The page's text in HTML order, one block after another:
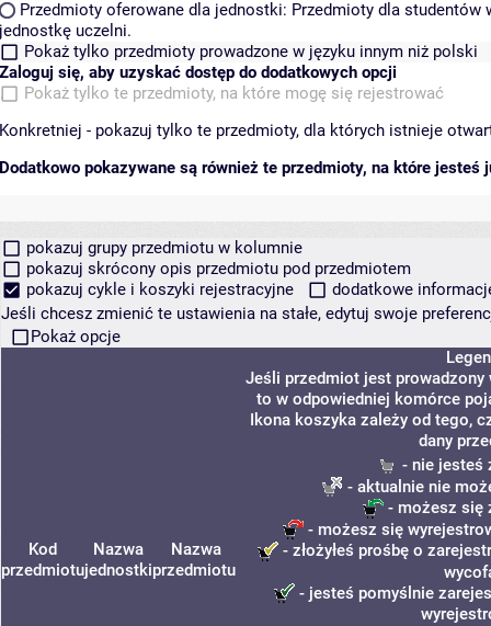
Przedmioty oferowane dla jednostki: Przedmioty dla studentów
jednostkę uczelni.
Pokaż tylko przedmioty prowadzone w języku innym niż polski
Zaloguj się, aby uzyskać dostęp do dodatkowych opcji
Pokaż tylko te przedmioty, na które mogę się rejestrować
Konkretniej - pokazuj tylko te przedmioty, dla których istnieje
Dodatkowo pokazywane są również te przedmioty, na które jesteś
pokazuj grupy przedmiotu w kolumnie
pokazuj skrócony opis przedmiotu pod przedmiotem
pokazuj cykle i koszyki rejestracyjne
dodatkowe
Jeśli chcesz zmienić te ustawienia na stałe, edytuj swoje
Pokaż opcje
Kod
przedmiotu
Nazwa
jednostki
Nazwa
przedmiotu
Jeśli przedmiot jest prowadzony
to w odpowiedniej komórce
Ikona koszyka zależy od tego,
dany
- nie jesteś
- aktualnie nie
- możesz się
- możesz się
- złożyłeś prośbę o
- jesteś pomyślnie